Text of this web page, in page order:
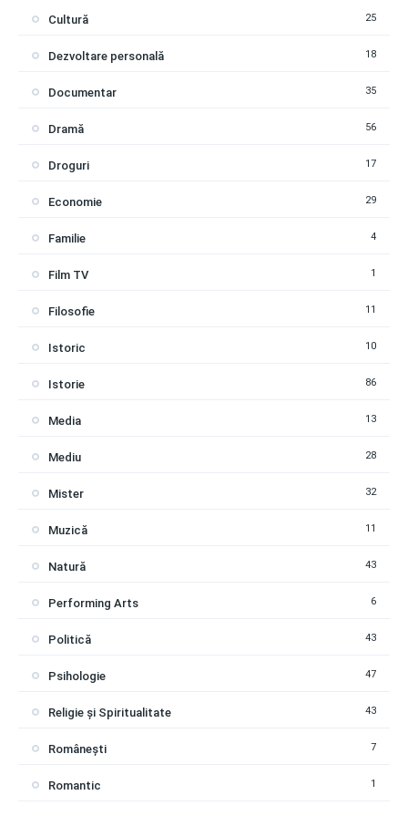
Cultură 25
Dezvoltare personală 18
Documentar 35
Dramă 56
Droguri 17
Economie 29
Familie 4
Film TV 1
Filosofie 11
Istoric 10
Istorie 86
Media 13
Mediu 28
Mister 32
Muzică 11
Natură 43
Performing Arts 6
Politică 43
Psihologie 47
Religie și Spiritualitate 43
Românești 7
Romantic 1